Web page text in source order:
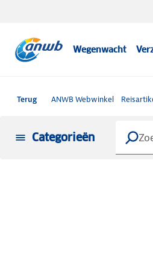
Wegenwacht
Terug ANWB Webwinkel
Categorieën